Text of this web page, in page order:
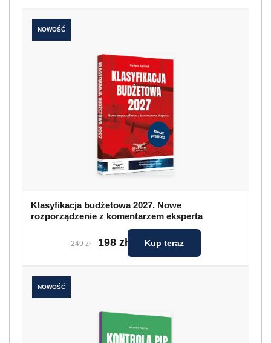
NOWOŚĆ
Klasyfikacja budżetowa 2027. Nowe
rozporządzenie z komentarzem eksperta
249 zł 198 zł Kup teraz
NOWOŚĆ